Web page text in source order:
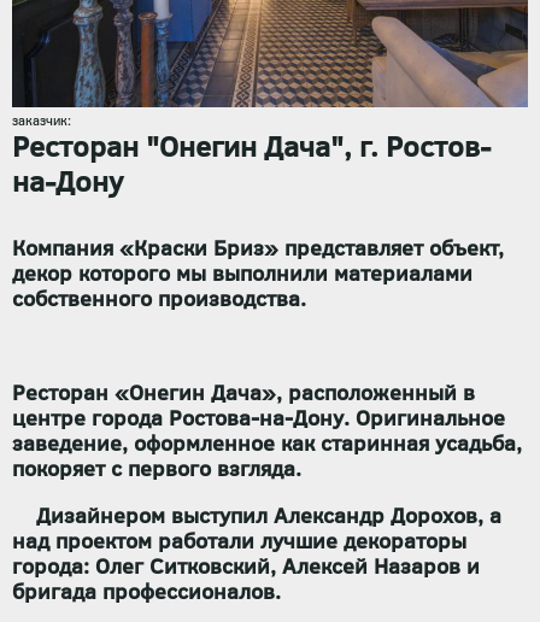
заказчик:
Ресторан "Онегин Дача", г. Ростов-
на-Дону
Компания «Краски Бриз» представляет объект,
декор которого мы выполнили материалами
собственного производства.
Ресторан «Онегин Дача», расположенный в
центре города Ростова-на-Дону. Оригинальное
заведение, оформленное как старинная усадьба,
покоряет с первого взгляда.
Дизайнером выступил Александр Дорохов, а
над проектом работали лучшие декораторы
города: Олег Ситковский, Алексей Назаров и
бригада профессионалов.